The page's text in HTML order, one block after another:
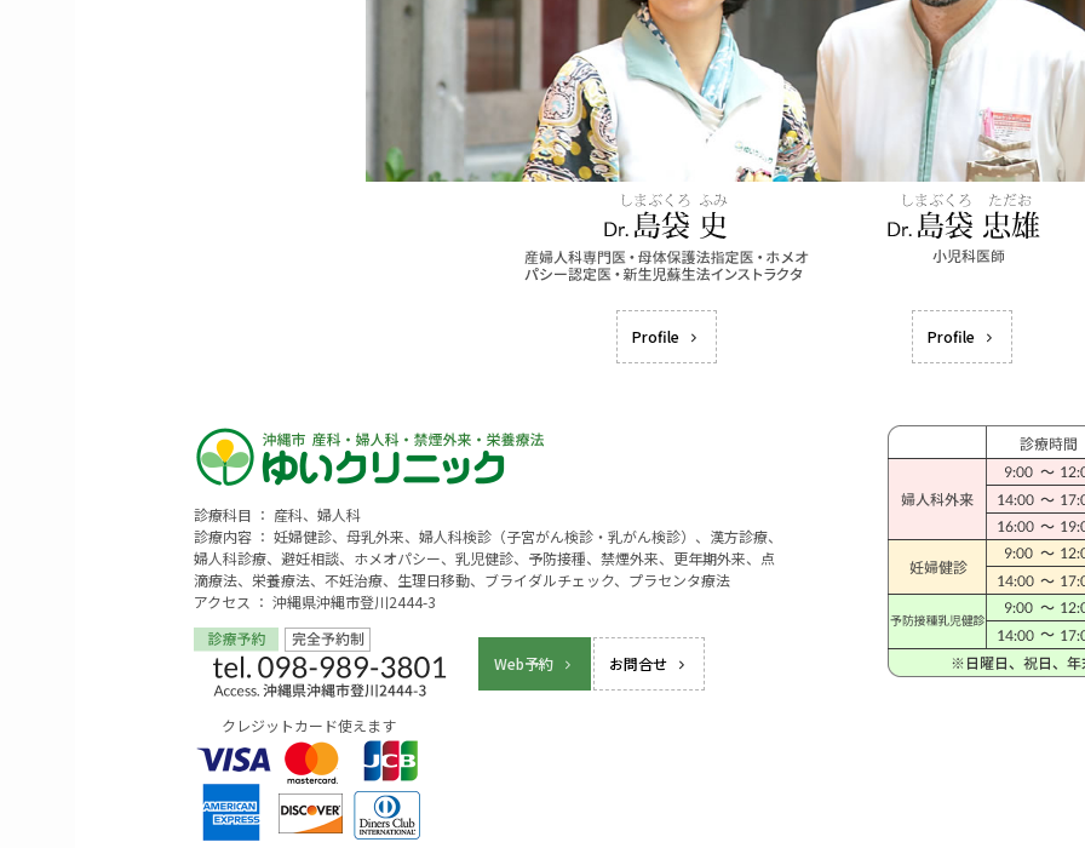
Profile Profile
診療科目 ： 産科、婦人科
診療内容 ： 妊婦健診、母乳外来、婦人科検診（子宮がん検診・乳がん検診）、漢方診療、
婦人科診療、避妊相談、ホメオパシー、乳児健診、予防接種、禁煙外来、更年期外来、点
滴療法、栄養療法、不妊治療、生理日移動、ブライダルチェック、プラセンタ療法
アクセス ： 沖縄県沖縄市登川2444-3
Web予約 お問合せ
クレジットカード使えます